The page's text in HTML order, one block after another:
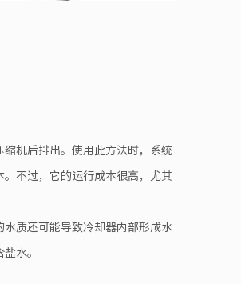
机后排出。使用此方法时，系统
不过，它的运行成本很高，尤其
质还可能导致冷却器内部形成水
水。